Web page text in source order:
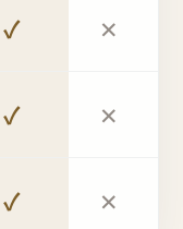
✓ ✕
✓ ✕
✓ ✕